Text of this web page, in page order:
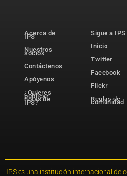
Acerca de
IPS
Nuestros
socios
Contáctenos
Apóyenos
¿Quieres
publicar
notas de
IPS?
Sigue a IPS
Inicio
Twitter
Facebook
Flickr
Reglas de
comunidad
IPS es una institución internacional de